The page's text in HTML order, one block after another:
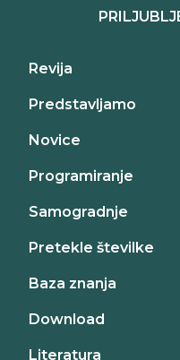
Revija
Predstavljamo
Novice
Programiranje
Samogradnje
Pretekle številke
Baza znanja
Download
Literatura